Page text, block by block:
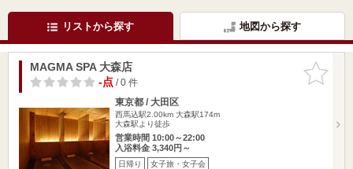
リストから探す 地図から探す
お気に入
りに追加
MAGMA SPA 大森店
-点/ 0 件
東京都 / 大田区
西馬込駅2.00km 大森駅174m
大森駅より徒歩
営業時間 10:00～22:00
入浴料金 3,340円～
日帰り 女子旅・女子会